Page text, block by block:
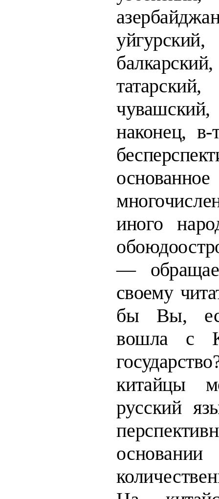
азербайд­
наконец, в-
много­
иного
—
своему
бы Вы,
вошла с
китайцы
русский